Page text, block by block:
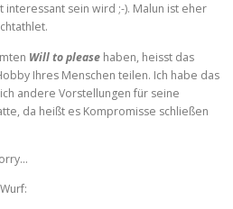
sein wird ;-). Malun ist eher
Will to please haben, heisst das
Ihres Menschen teilen. Ich habe das
andere Vorstellungen für seine
da heißt es Kompromisse schließen